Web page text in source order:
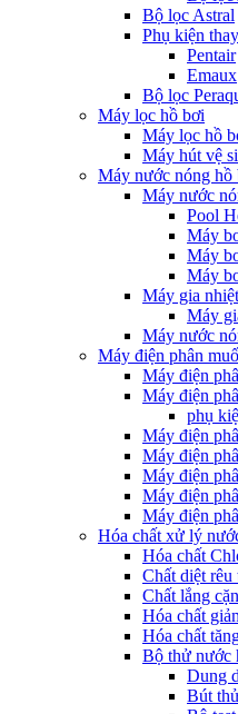
Bộ lọc Astral
Phụ kiện
Pentair
Emaux
Bộ lọc
Máy lọc hồ bơi
Máy lọc hồ
Máy hút vệ
Máy nước nóng hồ
Máy nước
Pool
Máy
Máy
Máy
Máy gia
Máy
Máy nước
Máy điện phân
Máy điện
Máy điện
phụ
Máy điện
Máy điện
Máy điện
Máy điện
Máy điện
Hóa chất xử lý
Hóa chất
Chất diệt rêu
Chất lắng
Hóa chất
Hóa chất
Bộ thử nước
Dung
Bút